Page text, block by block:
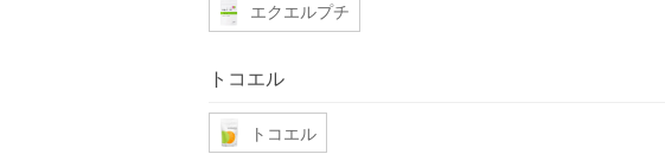
エクエルプチ
トコエル
トコエル